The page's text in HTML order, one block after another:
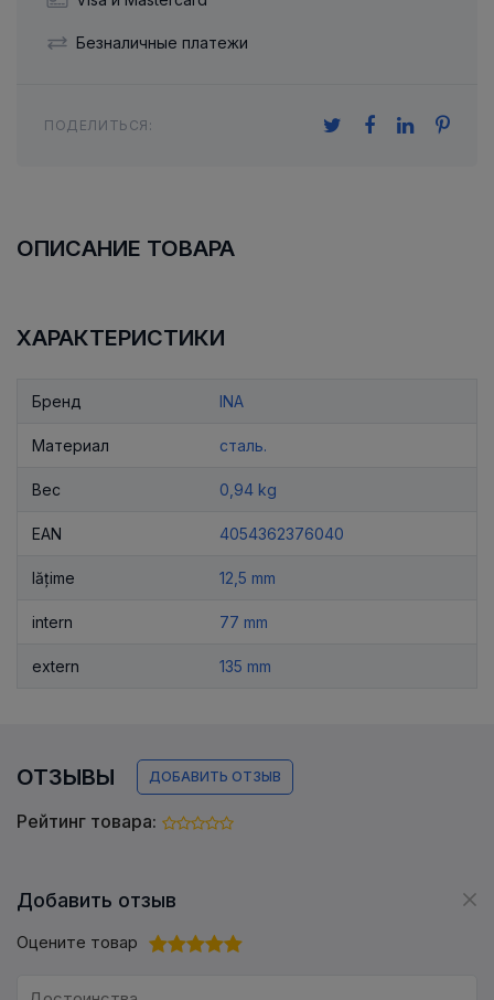
Безналичные платежи
ПОДЕЛИТЬСЯ:
ОПИСАНИЕ ТОВАРА
ХАРАКТЕРИСТИКИ
Бренд INA
Материал сталь.
Вес 0,94 kg
EAN 4054362376040
lățime 12,5 mm
intern 77 mm
extern 135 mm
ОТЗЫВЫ ДОБАВИТЬ ОТЗЫВ
Рейтинг товара:
Добавить отзыв
Оцените товар